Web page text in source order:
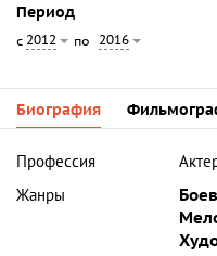
Период
с 2012 по 2016
Биография
Профессия
Жанры